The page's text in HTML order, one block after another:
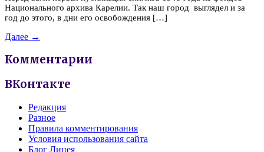
Национального архива Карелии. Так наш город выглядел и за
год до этого, в дни его освобождения […]
Далее →
Комментарии
ВКонтакте
Редакция
Разное
Правила комментирования
Условия использования сайта
Блог Лицея